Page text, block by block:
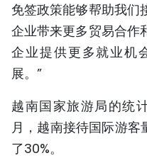
免签政策能够帮助我们
企业带来更多贸易合作
企业提供更多就业机
展。”
越南国家旅游局的统
月，越南接待国际游
了30%。